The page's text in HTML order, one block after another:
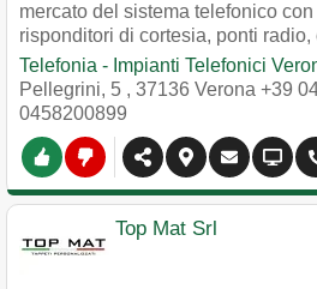
mercato del sistema telefonico
risponditori di cortesia, ponti radio,
Telefonia - Impianti Telefonici
Pellegrini, 5 , 37136 Verona +39
0458200899
Top Mat Srl